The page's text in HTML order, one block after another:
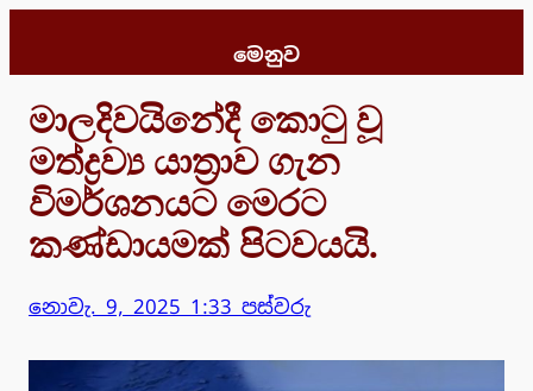
මෙනුව
මාලදිවයිනේදී කොටු වූ
මත්ද්‍රව්‍ය යාත්‍රාව ගැන
විමර්ශනයට මෙරට
කණ්ඩායමක් පිටවයයි.
නොවැ. 9, 2025 1:33 පස්වරු